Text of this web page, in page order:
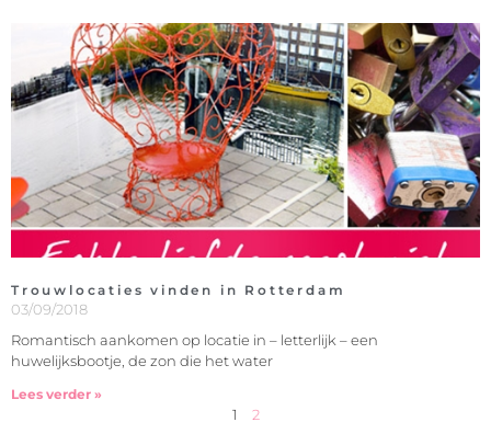
Trouwlocaties vinden in Rotterdam
03/09/2018
Romantisch aankomen op locatie in – letterlijk – een
huwelijksbootje, de zon die het water
Lees verder »
1 2